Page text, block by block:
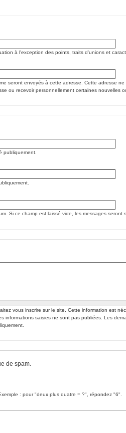
à l'exception des points, traits d'unions et
seront envoyés à cette adresse. Cette adresse
ou recevoir personnellement certaines nouvelles
publiquement.
Si ce champ est laissé vide, les messages seront
est nécessaire pour valider votre inscription.
informations saisies ne sont pas publiées. Les
de spam.
: pour "deux plus quatre = ?", répondez "6".